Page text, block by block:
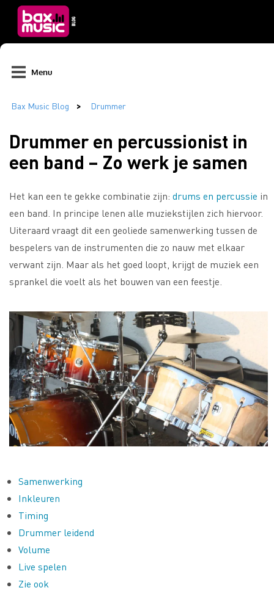
Menu
Drummer en percussionist in
een band – Zo werk je samen
Het kan een te gekke combinatie zijn: drums en percussie in
een band. In principe lenen alle muziekstijlen zich hiervoor.
Uiteraard vraagt dit een geoliede samenwerking tussen de
bespelers van de instrumenten die zo nauw met elkaar
verwant zijn. Maar als het goed loopt, krijgt de muziek een
sprankel die voelt als het bouwen van een feestje.
Samenwerking
Inkleuren
Timing
Drummer leidend
Volume
Live spelen
Zie ook